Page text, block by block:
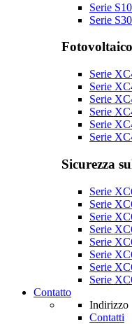
Serie
Serie
Fotovoltaico
Serie
Serie
Serie
Serie
Serie
Serie
Sicurezza
Serie
Serie
Serie
Serie
Serie
Serie
Serie
Serie
Contatto
Indirizzo
Contatti